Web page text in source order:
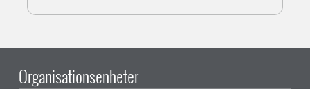
Organisationsenheter